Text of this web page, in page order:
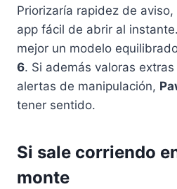
Priorizaría rapidez de
app fácil de abrir al
mejor un modelo
6. Si además valoras
alertas de manipulación,
tener sentido.
Si sale corriendo
monte